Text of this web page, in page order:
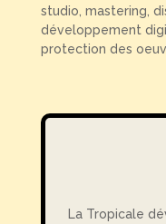
studio, mastering,
développement
protection des
La Tropicale